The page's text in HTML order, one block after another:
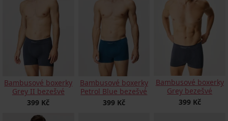
Bambusové boxerky
Grey II bezešvé
399 Kč
Bambusové boxerky
Petrol Blue bezešvé
399 Kč
Bambusové boxerky
Grey bezešvé
399 Kč